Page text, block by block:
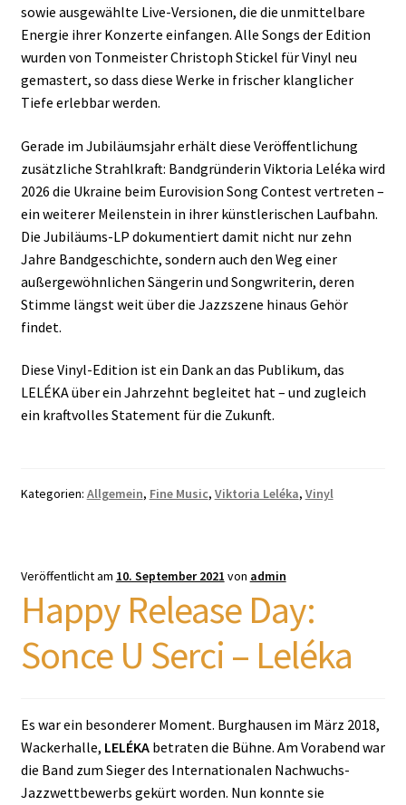
sowie ausgewählte Live-Versionen, die die unmittelbare
Energie ihrer Konzerte einfangen. Alle Songs der Edition
wurden von Tonmeister Christoph Stickel für Vinyl neu
gemastert, so dass diese Werke in frischer klanglicher
Tiefe erlebbar werden.
Gerade im Jubiläumsjahr erhält diese Veröffentlichung
zusätzliche Strahlkraft: Bandgründerin Viktoria Leléka wird
2026 die Ukraine beim Eurovision Song Contest vertreten –
ein weiterer Meilenstein in ihrer künstlerischen Laufbahn.
Die Jubiläums-LP dokumentiert damit nicht nur zehn
Jahre Bandgeschichte, sondern auch den Weg einer
außergewöhnlichen Sängerin und Songwriterin, deren
Stimme längst weit über die Jazzszene hinaus Gehör
findet.
Diese Vinyl-Edition ist ein Dank an das Publikum, das
LELÉKA über ein Jahrzehnt begleitet hat – und zugleich
ein kraftvolles Statement für die Zukunft.
Kategorien: Allgemein, Fine Music, Viktoria Leléka, Vinyl
Veröffentlicht am 10. September 2021 von admin
Happy Release Day:
Sonce U Serci – Leléka
Es war ein besonderer Moment. Burghausen im März 2018,
Wackerhalle, LELÉKAbetraten die Bühne. Am Vorabend war
die Band zum Sieger des Internationalen Nachwuchs-
Jazzwettbewerbs gekürt worden. Nun konnte sie